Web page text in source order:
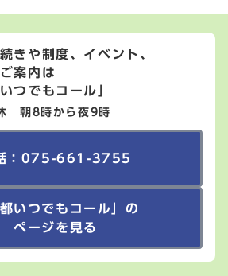
きや制度、イベント、
案内は
いつでもコール」
朝8時から夜9時
：075-661-3755
都いつでもコール」の
ページを見る